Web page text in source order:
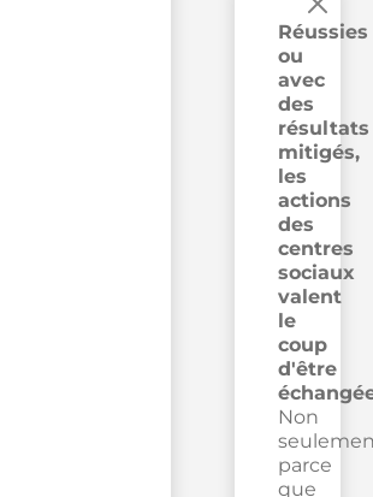
Réussies
ou
avec
des
résultats
mitigés,
les
actions
des
centres
sociaux
valent
le
coup
d'être
Non
parce
que
×